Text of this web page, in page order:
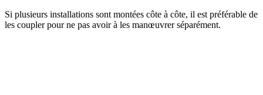
Si plusieurs installations sont montées côte à côte, il est préférable de
les coupler pour ne pas avoir à les manœuvrer séparément.